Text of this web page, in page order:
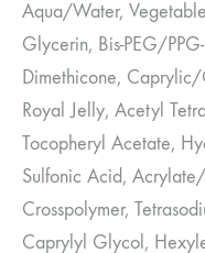
Aqua/Water,
Glycerin, Bis-PEG/
Dimethicone,
Royal Jelly, Acetyl
Tocopheryl Acetate,
Sulfonic Acid,
Crosspolymer,
Caprylyl Glycol,